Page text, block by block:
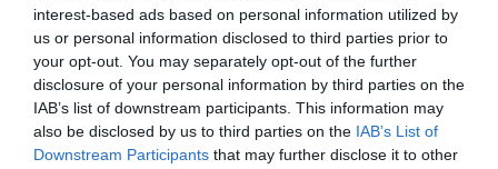
interest-based ads based on personal information utilized by
us or personal information disclosed to third parties prior to
your opt-out. You may separately opt-out of the further
disclosure of your personal information by third parties on the
IAB’s list of downstream participants. This information may
also be disclosed by us to third parties on the IAB’s List of
Downstream Participants that may further disclose it to other